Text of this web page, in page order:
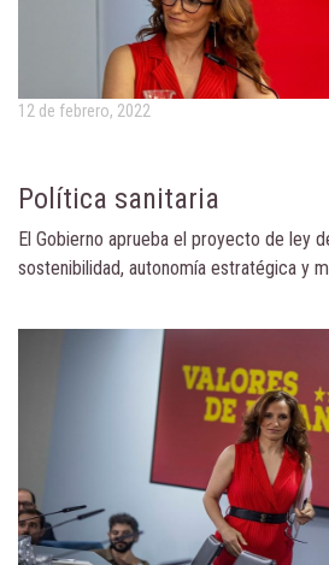
12 de febrero, 2022
Política sanitaria
El Gobierno aprueba el proyecto de ley
sostenibilidad, autonomía estratégica y